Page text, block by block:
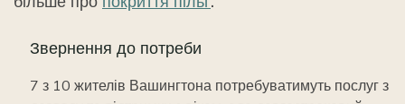
Звернення до потреби
7 з 10 жителів Вашингтона потребуватимуть послуг з